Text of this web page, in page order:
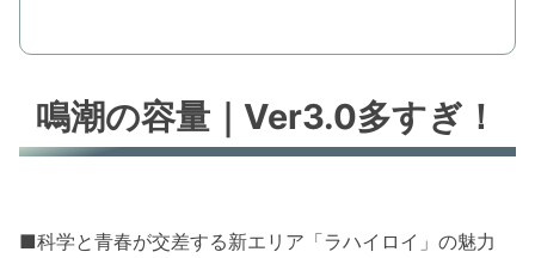
鳴潮の容量｜Ver3.0多すぎ！
■科学と青春が交差する新エリア「ラハイロイ」の魅力